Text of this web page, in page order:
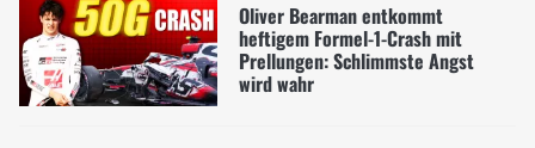
Oliver Bearman entkommt
heftigem Formel-1-Crash mit
Prellungen: Schlimmste Angst
wird wahr